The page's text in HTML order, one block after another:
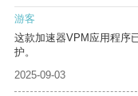
游客
这款加速器VPM应用程序
护。
2025-09-03